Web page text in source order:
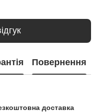
Повернення
доставка